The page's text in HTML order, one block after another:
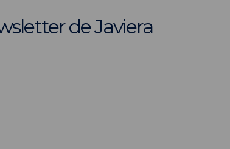
de Javiera